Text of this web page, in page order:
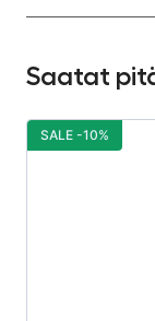
Saatat
SALE -10%